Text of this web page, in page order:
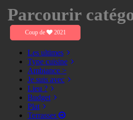
Parcourir
Coup de 2021
Les ultimes
Type cuisine
Ambiance >
Je suis avec
Lieu ?
Budget
Plat
Terrasses